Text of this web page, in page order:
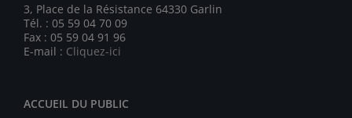
3, Place de la Résistance 64330 Garlin
Tél. : 05 59 04 70 09
Fax : 05 59 04 91 96
E-mail : Cliquez-ici
ACCUEIL DU PUBLIC